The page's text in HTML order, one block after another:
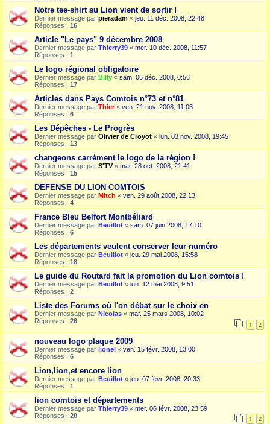
Notre tee-shirt au Lion vient de sortir !
Dernier message par pieradam « jeu. 11 déc. 2008, 22:48
Réponses : 16
Article "Le pays" 9 décembre 2008
Dernier message par Thierry39 « mer. 10 déc. 2008, 11:57
Réponses : 1
Le logo régional obligatoire
Dernier message par Billy « sam. 06 déc. 2008, 0:56
Réponses : 17
Articles dans Pays Comtois n°73 et n°81
Dernier message par Thier« ven. 21 nov. 2008, 11:03
Réponses : 6
Les Dépêches - Le Progrès
Dernier message par Olivier de Croyot « lun. 03 nov. 2008, 19:45
Réponses : 13
changeons carrément le logo de la région !
Dernier message par S'TV« mar. 28 oct. 2008, 21:41
Réponses : 15
DEFENSE DU LION COMTOIS
Dernier message par Mitch « ven. 29 août 2008, 22:13
Réponses : 4
France Bleu Belfort Montbéliard
Dernier message par Beuillot « sam. 07 juin 2008, 17:10
Réponses : 6
Les départements veulent conserver leur numéro
Dernier message par Beuillot « jeu. 29 mai 2008, 15:58
Réponses : 18
Le guide du Routard fait la promotion du Lion comtois !
Dernier message par Beuillot « lun. 12 mai 2008, 9:51
Réponses : 2
Liste des Forums où l'on débat sur le choix en
Dernier message par Nicolas « mar. 25 mars 2008, 10:02
Réponses : 26 1 2
nouveau logo plaque 2009
Dernier message par lionel « ven. 15 févr. 2008, 13:00
Réponses : 6
Lion,lion,et encore lion
Dernier message par Beuillot « jeu. 07 févr. 2008, 20:33
Réponses : 1
lion comtois et départements
Dernier message par Thierry39 « mer. 06 févr. 2008, 23:59
Réponses : 20 1 2